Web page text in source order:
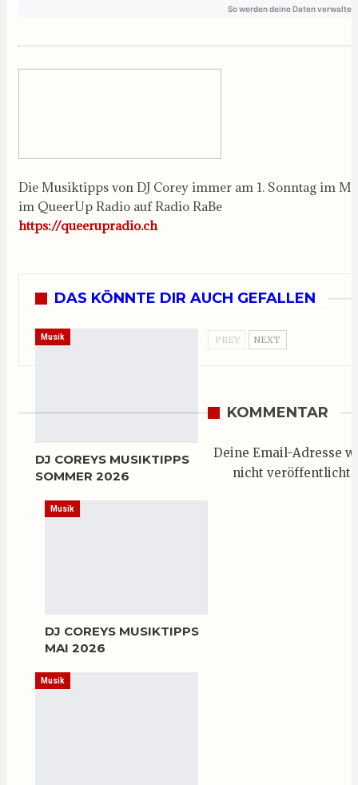
Die Musiktipps von DJ Corey immer am 1. Sonntag im
im QueerUp Radio auf Radio RaBe
https://queerupradio.ch
DAS KÖNNTE DIR AUCH GEFALLEN
Musik
DJ COREYS MUSIKTIPPS
SOMMER 2026
Musik
DJ COREYS MUSIKTIPPS
MAI 2026
Musik
PREV NEXT
KOMMENTAR
Deine Email-Adresse
nicht veröffentlicht.